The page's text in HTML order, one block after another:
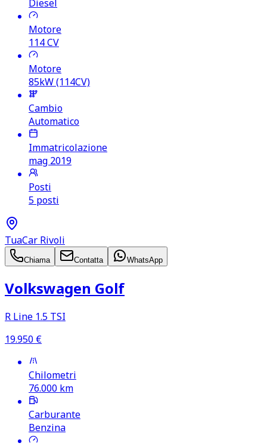
Diesel
Motore
114CV
Motore
85kW (114CV)
Cambio
Automatico
Immatricolazione
mag 2019
Posti
5 posti
TuaCar Rivoli
Chiama Contatta WhatsApp
Volkswagen Golf
R Line 1.5 TSI
19.950 €
Chilometri
76.000 km
Carburante
Benzina